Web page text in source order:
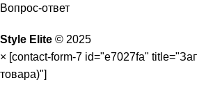
Вопрос-ответ
Style Elite © 2025
× [contact-form-7 id="e7027fa"
товара)"]